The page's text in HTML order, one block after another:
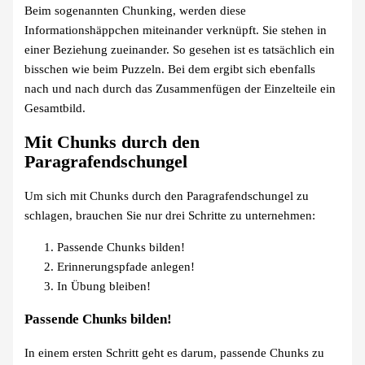
Beim sogenannten Chunking, werden diese
Informationshäppchen miteinander verknüpft. Sie stehen in
einer Beziehung zueinander. So gesehen ist es tatsächlich ein
bisschen wie beim Puzzeln. Bei dem ergibt sich ebenfalls
nach und nach durch das Zusammenfügen der Einzelteile ein
Gesamtbild.
Mit Chunks durch den
Paragrafendschungel
Um sich mit Chunks durch den Paragrafendschungel zu
schlagen, brauchen Sie nur drei Schritte zu unternehmen:
Passende Chunks bilden!
Erinnerungspfade anlegen!
In Übung bleiben!
Passende Chunks bilden!
In einem ersten Schritt geht es darum, passende Chunks zu